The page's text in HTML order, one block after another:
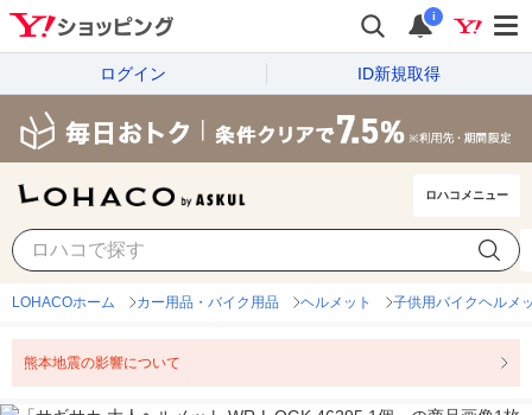
i
ログイン ID新規取得
ロハコメニュー
LOHACOホーム カー用品・バイク用品 ヘルメット 子供用バイクヘルメ
熊本地震の影響について